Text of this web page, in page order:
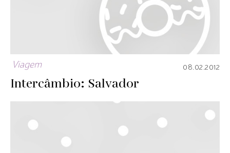
Viagem 08.02.2012
Intercâmbio: Salvador